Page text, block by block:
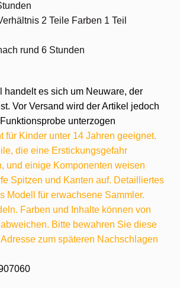
2 Teile Farben 1 Teil
rund 6 Stunden
handelt es sich um Neuware, der
Vor Versand wird der Artikel jedoch
unterzogen
für Kinder unter 14 Jahren geeignet.
die eine Erstickungsgefahr
und einige Komponenten weisen
Spitzen und Kanten auf. Detailliertes
Modell für erwachsene Sammler.
Farben und Inhalte können von
Bitte bewahren Sie diese
zum späteren Nachschlagen